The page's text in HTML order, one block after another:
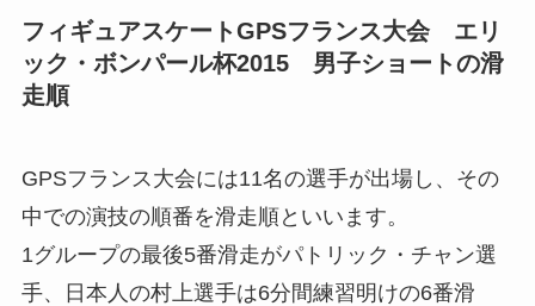
フィギュアスケートGPSフランス大会 エリ
ック・ボンパール杯2015 男子ショートの滑
走順
GPSフランス大会には11名の選手が出場し、その
中での演技の順番を滑走順といいます。
1グループの最後5番滑走がパトリック・チャン選
手、日本人の村上選手は6分間練習明けの6番滑